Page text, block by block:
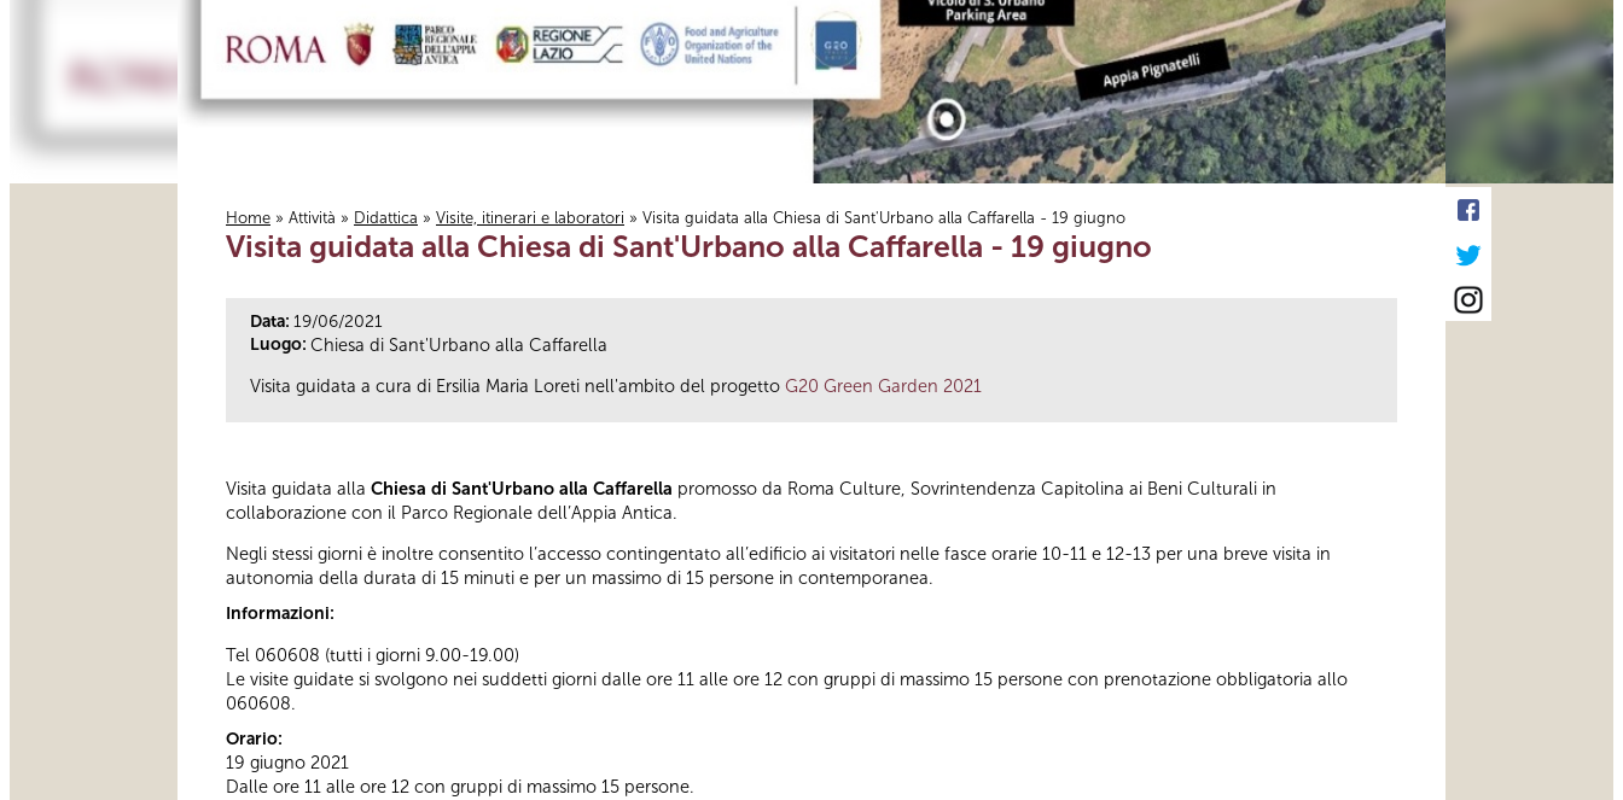
Tu sei qui
Home » Attività » Didattica » Visite, itinerari e laboratori » Visita guidata alla Chiesa di Sant'Urbano alla Caffarella - 19 giugno
Visita guidata alla Chiesa di Sant'Urbano alla Caffarella - 19 giugno
Data: 19/06/2021
Luogo: Chiesa di Sant'Urbano alla Caffarella
Visita guidata a cura di Ersilia Maria Loreti nell'ambito del progetto G20 Green Garden 2021
Visita guidata alla Chiesa di Sant'Urbano alla Caffarella promosso da Roma Culture, Sovrintendenza Capitolina ai Beni Culturali in
collaborazione con il Parco Regionale dell’Appia Antica.
Negli stessi giorni è inoltre consentito l’accesso contingentato all’edificio ai visitatori nelle fasce orarie 10-11 e 12-13 per una breve visita in
autonomia della durata di 15 minuti e per un massimo di 15 persone in contemporanea.
Informazioni:
Tel 060608 (tutti i giorni 9.00-19.00)
Le visite guidate si svolgono nei suddetti giorni dalle ore 11 alle ore 12 con gruppi di massimo 15 persone con prenotazione obbligatoria allo
060608.
Orario:
19 giugno 2021
Dalle ore 11 alle ore 12 con gruppi di massimo 15 persone.